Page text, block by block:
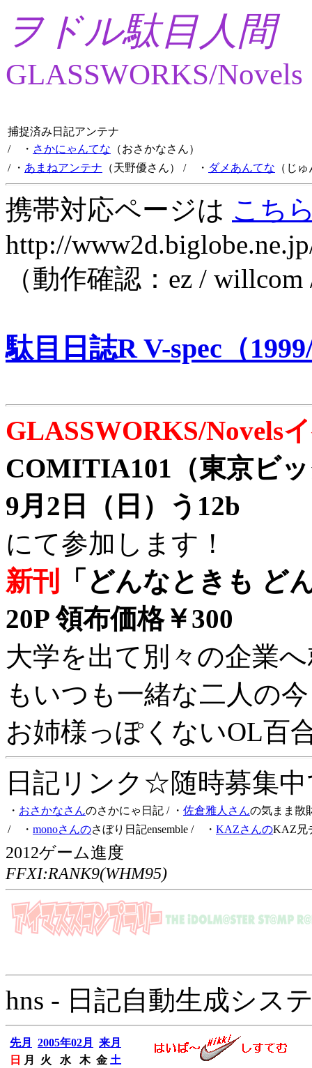
ヲドル駄目人間
GLASSWORKS/Novels
捕捉済み日記アンテナ
/ ・ さかにゃんてな （おさかなさん）
/ ・ あまねアンテナ （天野優さん） / ・ ダメあんてな （じ
携帯対応ページは こち
http://
（動作確認：ez /
駄目日誌R V-spec（
GLASSWORKS/Novels
COMITIA101（東京ビ
9月2日（日）う12b
にて参加します！
新刊
「どんなときも ど
20P 領布価格￥300
大学を出て別々の企業
もいつも一緒な二人の
お姉様っぽくないOL百
日記リンク☆随時募集
・ おさかなさんのさかにゃ日記 / ・ 佐倉雅人さんの気まま散
/ ・ monoさんのさぼり日記ensemble / ・ KAZさんのKAZ兄
2012ゲーム進度
FFXI:RANK9(WHM95)
hns - 日記自動生成シス
先月 2005年02月
来月
日
月 火 水 木 金 土